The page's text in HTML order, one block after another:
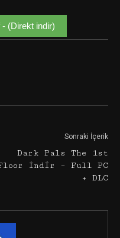
(Direkt indir)
Sonraki İçerik
Dark Pals The 1st
İndir – Full PC
+ DLC